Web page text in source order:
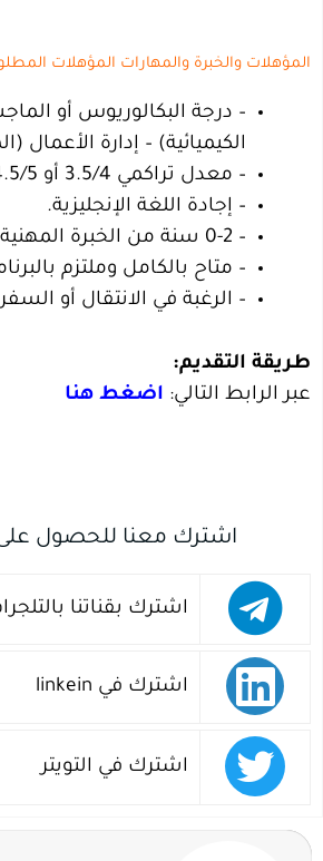
المؤهلات والخبرة والمهارات المؤهلات
– درجة البكالوريوس أو
الكيميائية) – إدارة الأعمال
– معدل تراكمي 3.5/4 أو 4.5/5 (أو أعلى).
– إجادة اللغة الإنجليزية.
– 0-2 سنة من الخبرة المهنية
– متاح بالكامل وملتزم
– الرغبة في الانتقال أو السفر
طريقة التقديم:
عبر الرابط التالي: اضغط هنا
اشترك معنا للحصول على
اشترك بقناتنا
اشترك في linkein
اشترك في التويتر